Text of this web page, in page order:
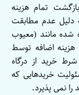
تمام هزینه
دلیل عدم مطابقت
شده مانند (معیوب
اضافه توسط
خرید از درگاه
خریدهایی که
نمی پذیرد.